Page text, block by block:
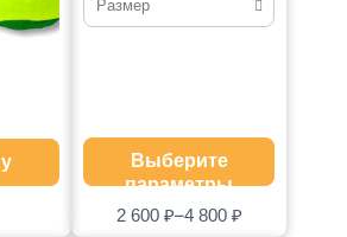
2 600 ₽–4 800 ₽
Размер
Выберите
параметры